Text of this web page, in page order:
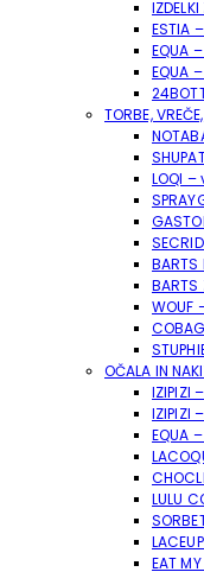
ESTIA
EQUA
EQUA
TORBE,
LOQI
OČALA IN
IZIPIZI
IZIPIZI
EQUA
LULU
EAT